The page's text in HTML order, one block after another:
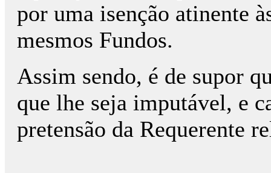
por uma isenção atinente
mesmos Fundos.
Assim sendo, é de supor
que lhe seja imputável, e
pretensão da Requerente